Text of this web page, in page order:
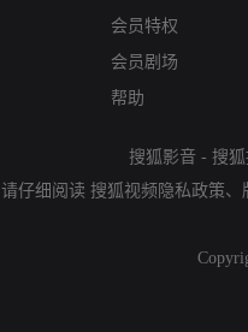
会员特权
会员剧场
帮助
搜狐影音 - 搜
请仔细阅读 搜狐视频隐私政策、